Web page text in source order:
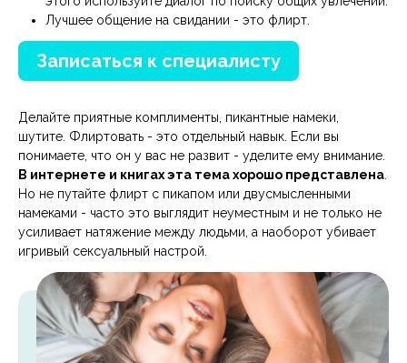
Лучшее общение на свидании - это флирт.
Записаться к специалисту
Делайте приятные комплименты, пикантные намеки,
шутите. Флиртовать - это отдельный навык. Если вы
понимаете, что он у вас не развит - уделите ему внимание.
В интернете и книгах эта тема хорошо представлена
Но не путайте флирт с пикапом или двусмысленными
намеками - часто это выглядит неуместным и не только не
усиливает натяжение между людьми, а наоборот убивает
игривый сексуальный настрой.